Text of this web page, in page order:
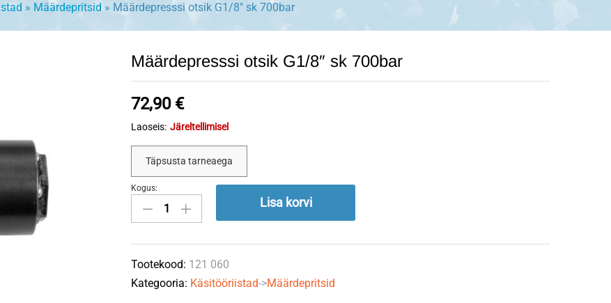
» Määrdepritsid » Määrdepresssi otsik G1/8″ sk 700bar
Määrdepresssi otsik G1/8″ sk 700bar
72,90 €
Laoseis: Järeltellimisel
Täpsusta tarneaega
Määrdepresssi
otsik
sk
700bar
quantity
Kogus:
Lisa korvi
Tootekood: 121 060
Kategooria: Käsitööriistad->Määrdepritsid